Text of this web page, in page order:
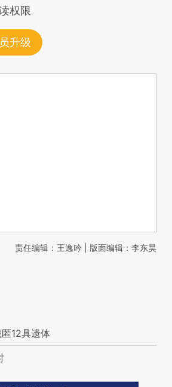
权限
升级
责任编辑：王逸吟 | 版面编辑：李东昊
12具遗体